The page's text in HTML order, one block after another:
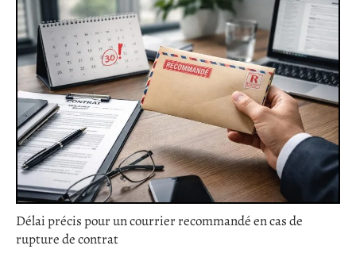
Délai précis pour un courrier recommandé en cas de
rupture de contrat